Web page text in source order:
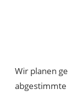
Wir planen
abgestimmte